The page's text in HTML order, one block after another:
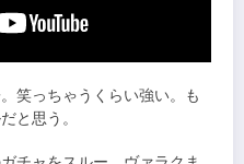
笑っちゃうくらい強い。も
と思う。